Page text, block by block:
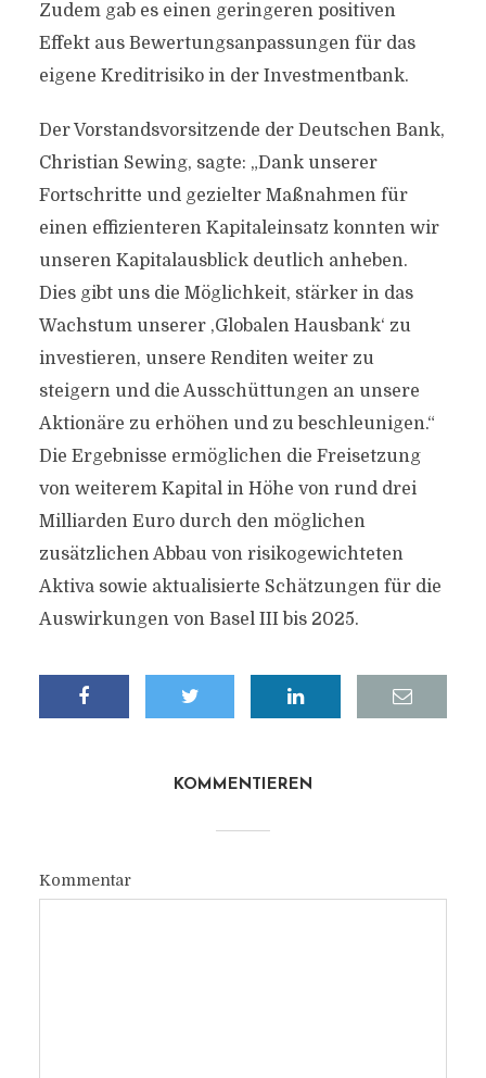
Zudem gab es einen geringeren positiven
Effekt aus Bewertungsanpassungen für das
eigene Kreditrisiko in der Investmentbank.
Der Vorstandsvorsitzende der Deutschen Bank,
Christian Sewing, sagte: „Dank unserer
Fortschritte und gezielter Maßnahmen für
einen effizienteren Kapitaleinsatz konnten wir
unseren Kapitalausblick deutlich anheben.
Dies gibt uns die Möglichkeit, stärker in das
Wachstum unserer ‚Globalen Hausbank‘ zu
investieren, unsere Renditen weiter zu
steigern und die Ausschüttungen an unsere
Aktionäre zu erhöhen und zu beschleunigen.“
Die Ergebnisse ermöglichen die Freisetzung
von weiterem Kapital in Höhe von rund drei
Milliarden Euro durch den möglichen
zusätzlichen Abbau von risikogewichteten
Aktiva sowie aktualisierte Schätzungen für die
Auswirkungen von Basel III bis 2025.
KOMMENTIEREN
Kommentar